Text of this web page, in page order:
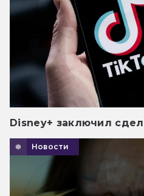
Disney+ заключил
Новости